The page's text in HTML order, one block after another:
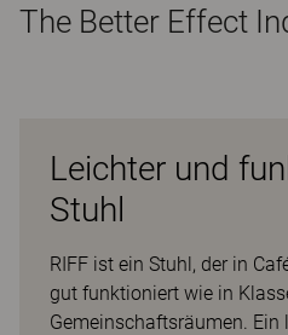
The Better Effect
Leichter und
Stuhl
RIFF ist ein Stuhl, der in
gut funktioniert wie in
Gemeinschaftsräumen. Ein